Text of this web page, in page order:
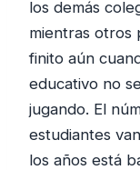
los demás
mientras otros
finito aún
educativo no
jugando. El
estudiantes
los años está